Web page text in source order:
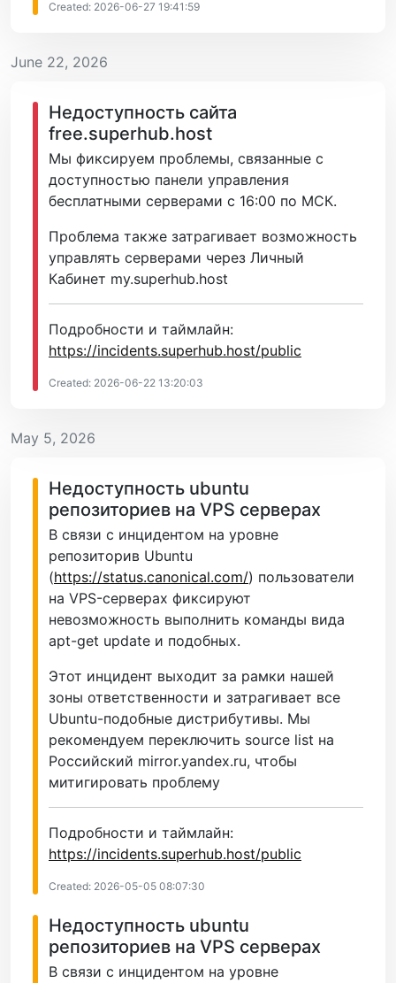
Created: 2026-06-27 19:41:59
June 22, 2026
Недоступность сайта
free.superhub.host
Мы фиксируем проблемы, связанные с
доступностью панели управления
бесплатными серверами с 16:00 по МСК.
Проблема также затрагивает возможность
управлять серверами через Личный
Кабинет my.superhub.host
Подробности и таймлайн:
https://incidents.superhub.host/public
Created: 2026-06-22 13:20:03
May 5, 2026
Недоступность ubuntu
репозиториев на VPS серверах
В связи с инцидентом на уровне
репозиторив Ubuntu
(https://status.canonical.com/) пользователи
на VPS-серверах фиксируют
невозможность выполнить команды вида
apt-get update и подобных.
Этот инцидент выходит за рамки нашей
зоны ответственности и затрагивает все
Ubuntu-подобные дистрибутивы. Мы
рекомендуем переключить source list на
Российский mirror.yandex.ru, чтобы
митигировать проблему
Подробности и таймлайн:
https://incidents.superhub.host/public
Created: 2026-05-05 08:07:30
Недоступность ubuntu
репозиториев на VPS серверах
В связи с инцидентом на уровне